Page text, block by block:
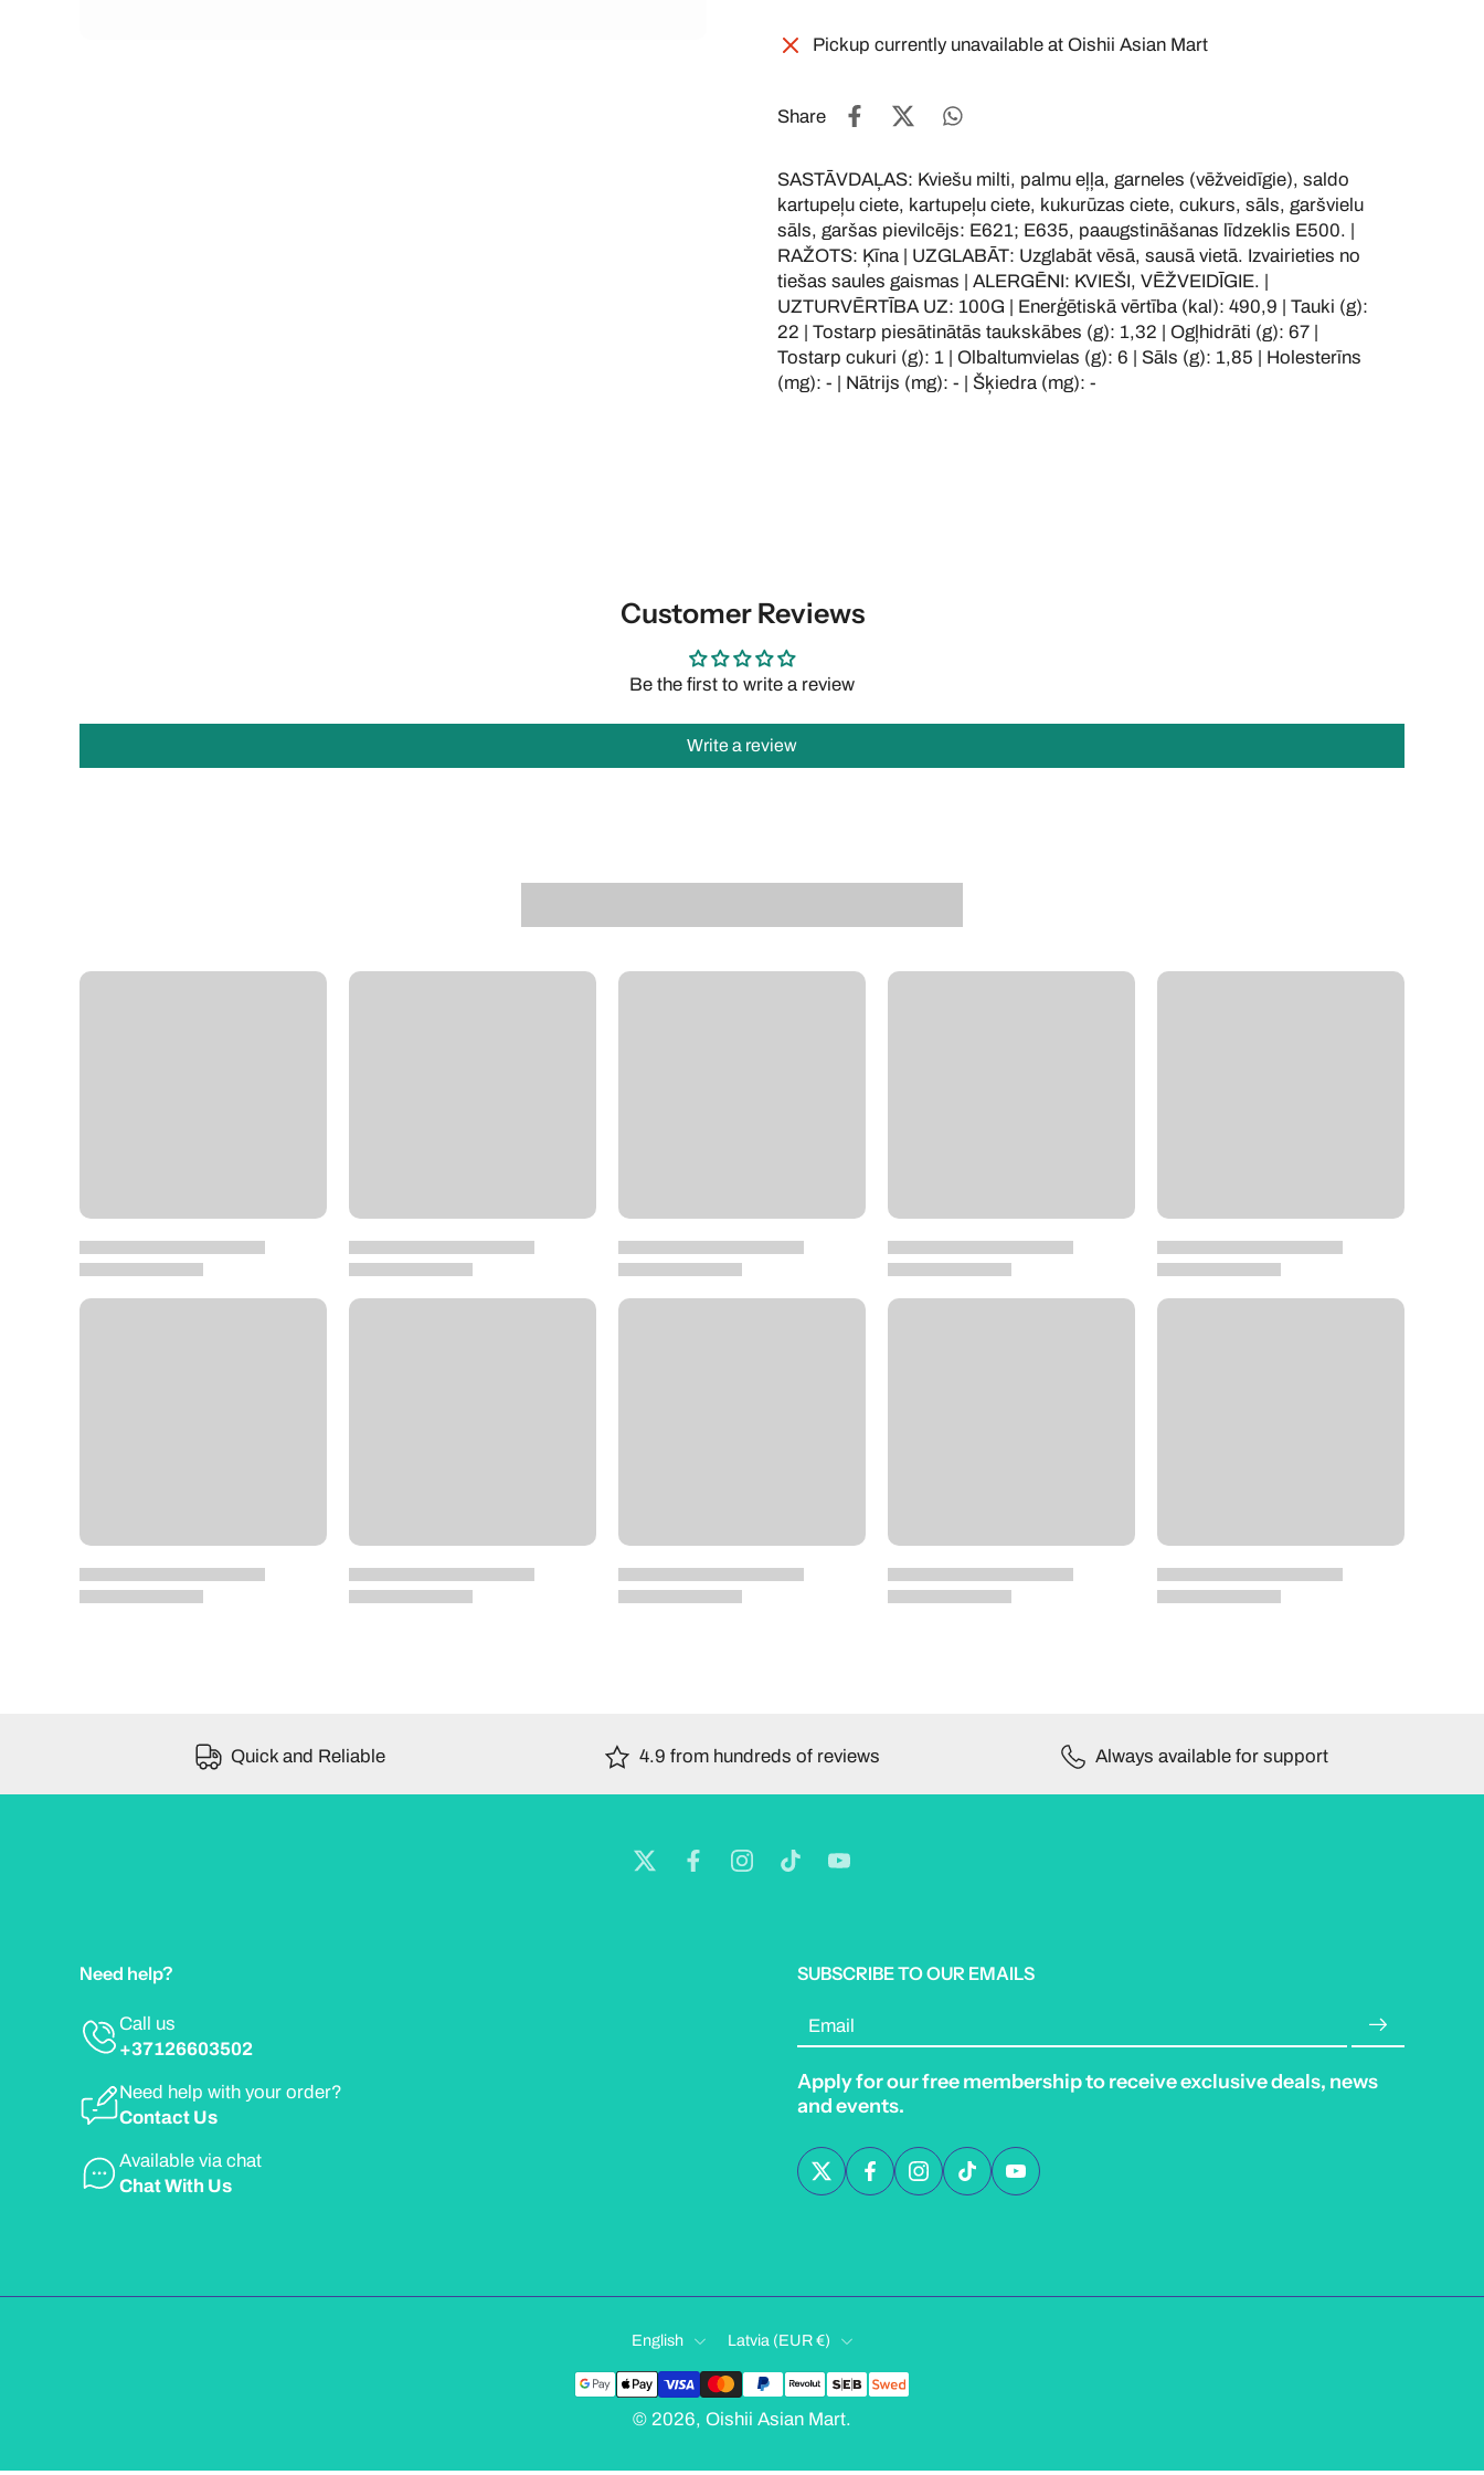
Pickup currently unavailable at Oishii Asian Mart
Share
SASTĀVDAĻAS: Kviešu milti, palmu eļļa, garneles (vēžveidīgie), saldo
kartupeļu ciete, kartupeļu ciete, kukurūzas ciete, cukurs, sāls, garšvielu
sāls, garšas pievilcējs: E621; E635, paaugstināšanas līdzeklis E500. |
RAŽOTS: Ķīna | UZGLABĀT: Uzglabāt vēsā, sausā vietā. Izvairieties no
tiešas saules gaismas | ALERGĒNI: KVIEŠI, VĒŽVEIDĪGIE. |
UZTURVĒRTĪBA UZ: 100G | Enerģētiskā vērtība (kal): 490,9 | Tauki (g):
22 | Tostarp piesātinātās taukskābes (g): 1,32 | Ogļhidrāti (g): 67 |
Tostarp cukuri (g): 1 | Olbaltumvielas (g): 6 | Sāls (g): 1,85 | Holesterīns
(mg): - | Nātrijs (mg): - | Šķiedra (mg): -
Customer Reviews
Be the first to write a review
Write a review
Quick and Reliable 4.9 from hundreds of reviews Always available for support
Need help?
Call us
+37126603502
Need help with your order?
Contact Us
Available via chat
Chat With Us
SUBSCRIBE TO OUR EMAILS
Email
Apply for our free membership to receive exclusive deals, news
and events.
English Latvia ‎(EUR €)‎
© 2026, Oishii Asian Mart.